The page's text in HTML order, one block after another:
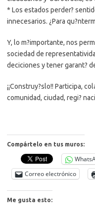
* Los estados perder?
innecesarios. ¿Para
Y, lo m?importante, nos
sociedad de
deciciones y tener garant?
¡¡Construy?slo!! Participa,
comunidad, ciudad, regi?
Compártelo en tus muros:
Correo electrónico
Me gusta esto: